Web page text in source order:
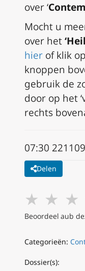
over ‘
Mocht u
over het
hier of klik
knoppen
gebruik de
door op het
rechts
07:30
Delen
★ ★ ★
Beoordeel aub
Categorieën:
Dossier(s):